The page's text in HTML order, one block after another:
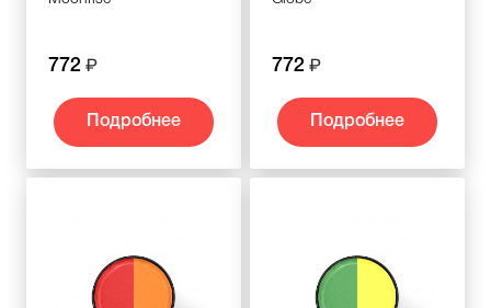
772
Подробнее
772
Подробнее